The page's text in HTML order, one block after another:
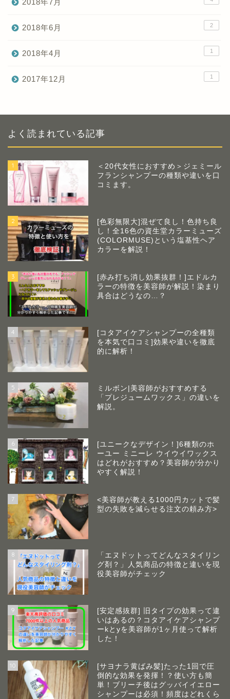
2018年6月 2
2018年4月 1
2017年12月 1
よく読まれている記事
1
＜20代女性におすすめ＞ジェミール
フランシャンプーの種類や違いを口
コミます。
2
[色彩無限大]混ぜて良し！色持ち良
し！全16色の資生堂カラーミューズ
(COLORMUSE)という塩基性ヘア
カラーを解説！
3
[赤み打ち消し効果抜群！]エドルカ
ラーの特徴を美容師が解説！染まり
具合はどうなの…？
4
[コタアイケアシャンプーの全種類
を本気で口コミ]効果や違いを徹底
的に解析！
5
ミルボン|美容師がおすすめする
「プレジュームワックス」の違いを
解説。
6
[ユニークなデザイン！]6種類のホ
ーユー ミニーレ ウイウイワックス
はどれがおすすめ？美容師が分かり
やすく解説！
7
<美容師が教える1000円カットで髪
型の失敗を減らせる注文の頼み方>
8
「エヌドットってどんなスタイリン
グ剤？」人気商品の特徴と違いを現
役美容師がチェック
9
[安定感抜群] 旧タイプの効果って違
いはあるの？コタアイケアシャンプ
ーkとyを美容師が1ヶ月使って解析
した！
10
[サヨナラ黄ばみ髪]たった1回で圧
倒的な効果を発揮！？使い方も簡
単！ブリーチ後はグッバイイエロー
シャンプーは必須！頻度はどれくら